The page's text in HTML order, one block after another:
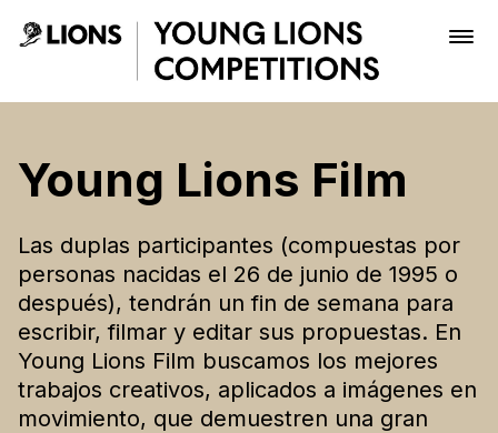
Skip to Main Content
Boletería
Young Lions Film
Las duplas participantes (compuestas por
personas nacidas el 26 de junio de 1995 o
después), tendrán un fin de semana para
escribir, filmar y editar sus propuestas. En
Young Lions Film buscamos los mejores
trabajos creativos, aplicados a imágenes en
movimiento, que demuestren una gran